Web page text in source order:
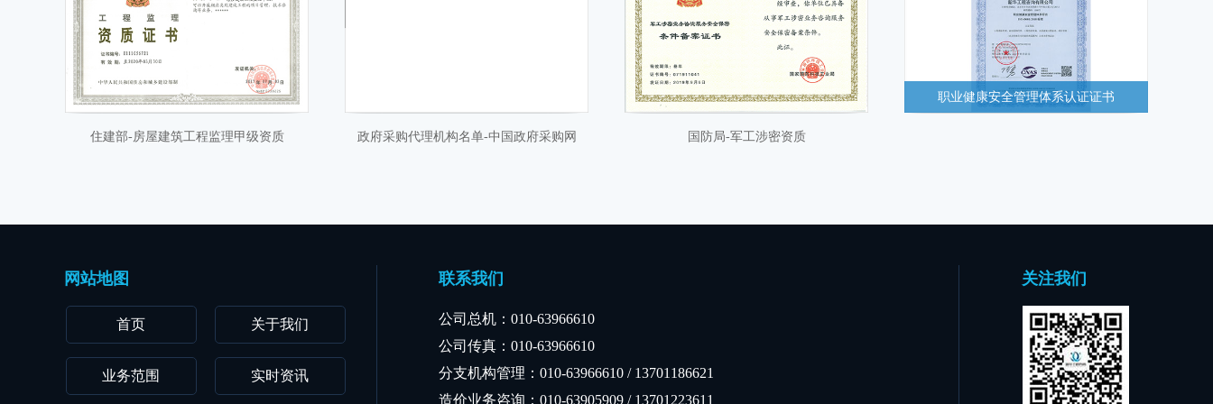
住建部-房屋建筑工程监理甲级资质
住建部-房屋建筑工程监理甲级资质
政府采购代理机构名单-中国政府采购网
政府采购代理机构名单-中国政府采购网
国防局-军工涉密资质
国防局-军工涉密资质
职业健康安全管理体系认证证书
网站地图
首页 关于我们
业务范围 实时资讯
联系我们
公司总机： 010-63966610
公司传真： 010-63966610
分支机构管理： 010-63966610 / 13701186621
造价业务咨询：010-63905909 / 13701223611
关注我们